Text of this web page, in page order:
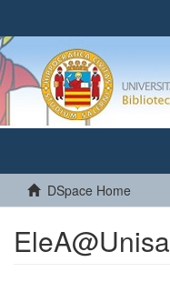
DSpace Home
EleA@Unisa